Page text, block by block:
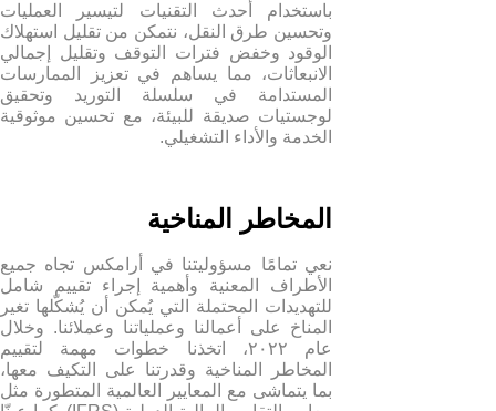
باستخدام أحدث التقنيات لتيسير العمليات
وتحسين طرق النقل، نتمكن من تقليل استهلاك
الوقود وخفض فترات التوقف وتقليل إجمالي
الانبعاثات، مما يساهم في تعزيز الممارسات
المستدامة في سلسلة التوريد وتحقيق
لوجستيات صديقة للبيئة، مع تحسين موثوقية
الخدمة والأداء التشغيلي.
المخاطر المناخية
نعي تمامًا مسؤوليتنا في أرامكس تجاه جميع
الأطراف المعنية وأهمية إجراء تقييم شامل
للتهديدات المحتملة التي يُمكن أن يُشكّلها تغير
المناخ على أعمالنا وعملياتنا وعملائنا. وخلال
عام ٢٠٢٢، اتخذنا خطوات مهمة لتقييم
المخاطر المناخية وقدرتنا على التكيف معها،
بما يتماشى مع المعايير العالمية المتطورة مثل